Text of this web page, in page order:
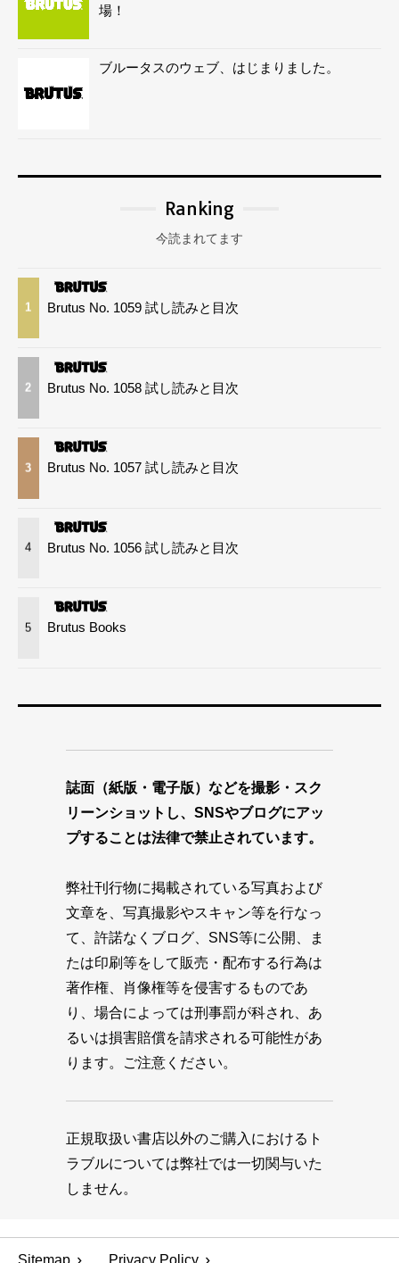
場！
ブルータスのウェブ、はじまりました。
Ranking
今読まれてます
1 Brutus No. 1059 試し読みと目次
2 Brutus No. 1058 試し読みと目次
3 Brutus No. 1057 試し読みと目次
4 Brutus No. 1056 試し読みと目次
5 Brutus Books
誌面（紙版・電子版）などを撮影・スク
リーンショットし、SNSやブログにアッ
プすることは法律で禁止されています。
弊社刊行物に掲載されている写真および
文章を、写真撮影やスキャン等を行なっ
て、許諾なくブログ、SNS等に公開、ま
たは印刷等をして販売・配布する行為は
著作権、肖像権等を侵害するものであ
り、場合によっては刑事罰が科され、あ
るいは損害賠償を請求される可能性があ
ります。ご注意ください。
正規取扱い書店以外のご購入におけるト
ラブルについては弊社では一切関与いた
しません。
Sitemap Privacy Policy